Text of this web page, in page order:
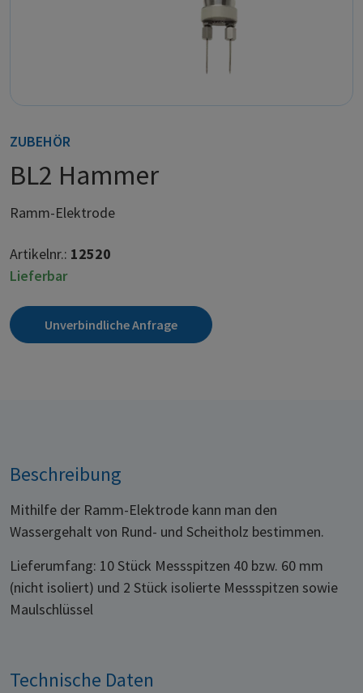
ZUBEHÖR
BL2 Hammer
Ramm-Elektrode
Artikelnr.: 12520
Lieferbar
Unverbindliche Anfrage
Beschreibung
Mithilfe der Ramm-Elektrode kann man den
Wassergehalt von Rund- und Scheitholz bestimmen.
Lieferumfang: 10 Stück Messspitzen 40 bzw. 60 mm
(nicht isoliert) und 2 Stück isolierte Messspitzen sowie
Maulschlüssel
Technische Daten